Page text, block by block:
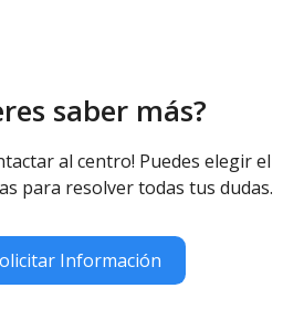
saber más?
al centro! Puedes elegir el
para resolver todas tus dudas.
Información